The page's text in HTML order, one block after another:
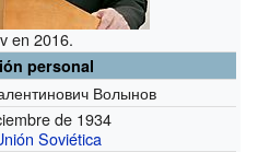
en 2016.
personal
Волынов
de 1934
Soviética